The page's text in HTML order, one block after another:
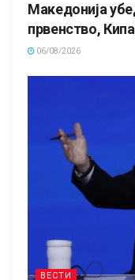
Македонија
првенство,
06/08/2026
ВЕСТИ